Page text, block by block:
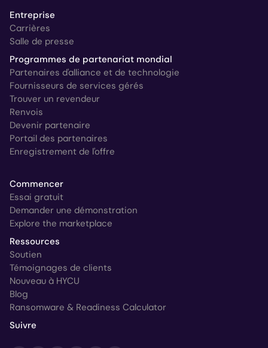
Entreprise
Carrières
Salle de presse
Programmes de partenariat mondial
Partenaires d'alliance et de technologie
Fournisseurs de services gérés
Trouver un revendeur
Renvois
Devenir partenaire
Portail des partenaires
Enregistrement de l'offre
Commencer
Essai gratuit
Demander une démonstration
Explore the marketplace
Ressources
Soutien
Témoignages de clients
Nouveau à HYCU
Blog
Ransomware & Readiness Calculator
Suivre